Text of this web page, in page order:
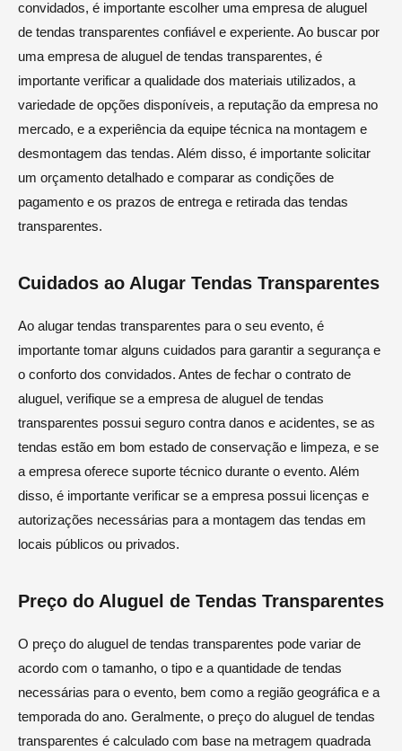
convidados, é importante escolher uma empresa de aluguel
de tendas transparentes confiável e experiente. Ao buscar por
uma empresa de aluguel de tendas transparentes, é
importante verificar a qualidade dos materiais utilizados, a
variedade de opções disponíveis, a reputação da empresa no
mercado, e a experiência da equipe técnica na montagem e
desmontagem das tendas. Além disso, é importante solicitar
um orçamento detalhado e comparar as condições de
pagamento e os prazos de entrega e retirada das tendas
transparentes.
Cuidados ao Alugar Tendas Transparentes
Ao alugar tendas transparentes para o seu evento, é
importante tomar alguns cuidados para garantir a segurança e
o conforto dos convidados. Antes de fechar o contrato de
aluguel, verifique se a empresa de aluguel de tendas
transparentes possui seguro contra danos e acidentes, se as
tendas estão em bom estado de conservação e limpeza, e se
a empresa oferece suporte técnico durante o evento. Além
disso, é importante verificar se a empresa possui licenças e
autorizações necessárias para a montagem das tendas em
locais públicos ou privados.
Preço do Aluguel de Tendas Transparentes
O preço do aluguel de tendas transparentes pode variar de
acordo com o tamanho, o tipo e a quantidade de tendas
necessárias para o evento, bem como a região geográfica e a
temporada do ano. Geralmente, o preço do aluguel de tendas
transparentes é calculado com base na metragem quadrada